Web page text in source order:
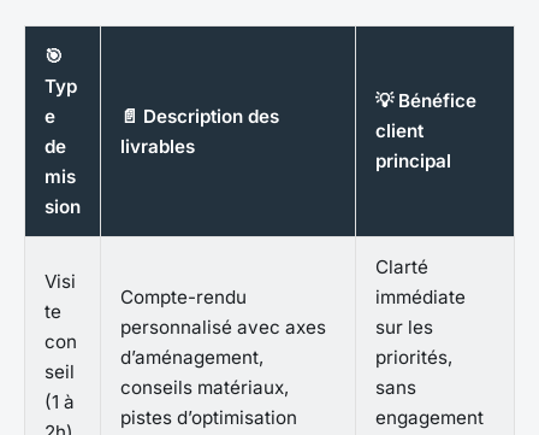
🎯
Typ
e
de
mis
sion
📄 Description des
livrables
💡 Bénéfice
client
principal
Visi
te
con
seil
(1 à
Compte-rendu
personnalisé avec axes
d’aménagement,
conseils matériaux,
pistes d’optimisation
Clarté
immédiate
sur les
priorités,
sans
engagement